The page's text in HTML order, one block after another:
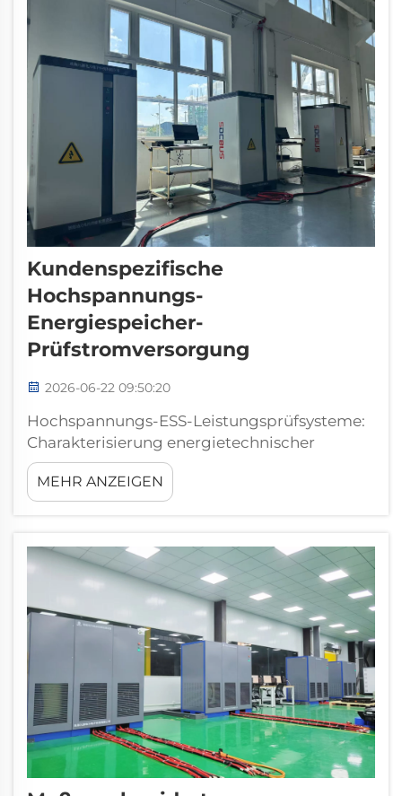
grundlegend verändert...
Kundenspezifische
Hochspannungs-
Energiespeicher-
Prüfstromversorgung
2026-06-22 09:50:20
Hochspannungs-ESS-Leistungsprüfsysteme:
Charakterisierung energietechnischer
Infrastruktur im Netzmaßstab – Definition
von Hochspannungs-Leistungsprüfsystemen
Ein Hochspannungs-ESS-
Validierungsinstrument, das...
MEHR ANZEIGEN